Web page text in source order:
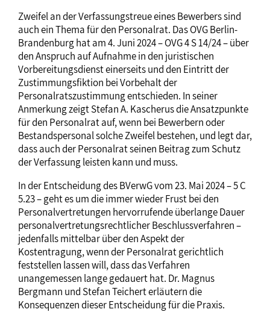
Zweifel an der Verfassungstreue eines Bewerbers sind
auch ein Thema für den Personalrat. Das OVG Berlin-
Brandenburg hat am 4. Juni 2024 – OVG 4 S 14/24 – über
den Anspruch auf Aufnahme in den juristischen
Vorbereitungsdienst einerseits und den Eintritt der
Zustimmungsfiktion bei Vorbehalt der
Personalratszustimmung entschieden. In seiner
Anmerkung zeigt Stefan A. Kascherus die Ansatzpunkte
für den Personalrat auf, wenn bei Bewerbern oder
Bestandspersonal solche Zweifel bestehen, und legt dar,
dass auch der Personalrat seinen Beitrag zum Schutz
der Verfassung leisten kann und muss.
In der Entscheidung des BVerwG vom 23. Mai 2024 – 5 C
5.23 – geht es um die immer wieder Frust bei den
Personalvertretungen hervorrufende überlange Dauer
personalvertretungsrechtlicher Beschlussverfahren –
jedenfalls mittelbar über den Aspekt der
Kostentragung, wenn der Personalrat gerichtlich
feststellen lassen will, dass das Verfahren
unangemessen lange gedauert hat. Dr. Magnus
Bergmann und Stefan Teichert erläutern die
Konsequenzen dieser Entscheidung für die Praxis.